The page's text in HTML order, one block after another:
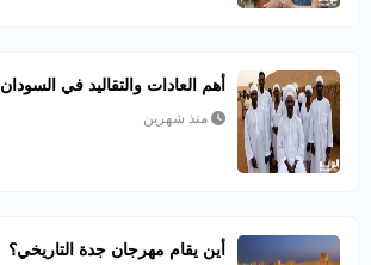
أهم العادات والتقاليد في السودان
منذ شهرين
أين يقام مهرجان جدة التاريخي؟